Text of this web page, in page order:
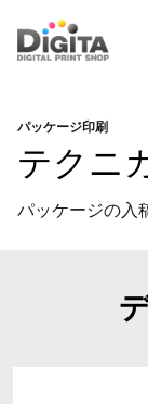
パッケージ印刷
テクニ
パッケージの入